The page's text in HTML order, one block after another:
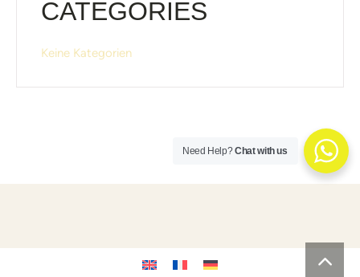
CATEGORIES
Keine Kategorien
Need Help?Chat with us